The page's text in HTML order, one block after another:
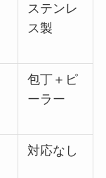
ステンレ
ス製
包丁＋ピ
ーラー
対応なし